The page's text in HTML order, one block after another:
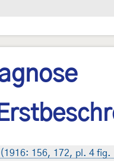
(1916: 156, 172, pl. 4 fig.